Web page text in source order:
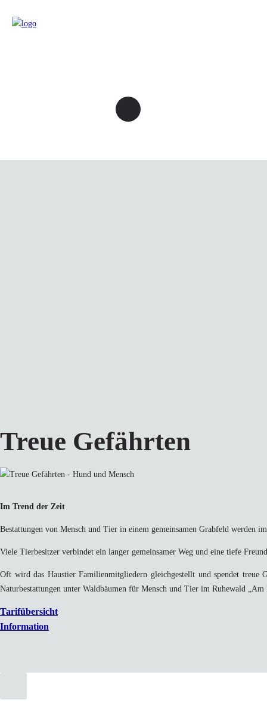
Treue Gefährten
Im Trend der Zeit
Bestattungen von Mensch und Tier in einem gemeinsamen Grabfeld werden
Viele Tierbesitzer verbindet ein langer gemeinsamer Weg und eine tiefe
Oft wird das Haustier Familienmitgliedern gleichgestellt und spendet treue
Naturbestattungen unter Waldbäumen für Mensch und Tier im Ruhewald
Tarifübersicht
Information